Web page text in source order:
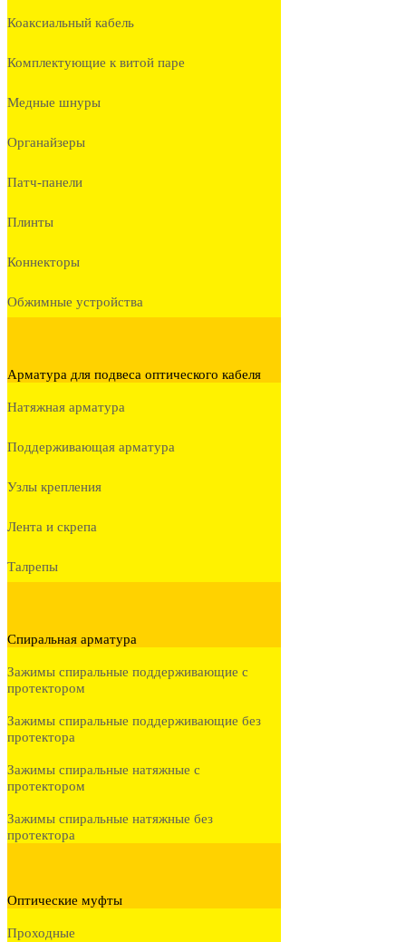
Коаксиальный кабель
Комплектующие к витой паре
Медные шнуры
Органайзеры
Патч-панели
Плинты
Коннекторы
Обжимные устройства
Арматура для подвеса оптического кабеля
Натяжная арматура
Поддерживающая арматура
Узлы крепления
Лента и скрепа
Талрепы
Спиральная арматура
Зажимы спиральные поддерживающие с
протектором
Зажимы спиральные поддерживающие без
протектора
Зажимы спиральные натяжные с
протектором
Зажимы спиральные натяжные без
протектора
Оптические муфты
Проходные